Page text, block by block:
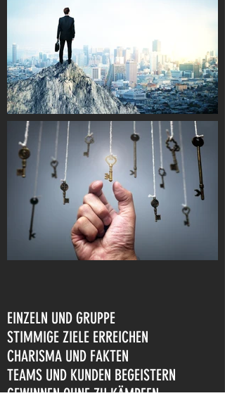
EINZELN UND GRUPPE
STIMMIGE ZIELE ERREICHEN
CHARISMA UND FAKTEN
TEAMS UND KUNDEN BEGEISTERN
GEWINNEN OHNE ZU KÄMPFEN